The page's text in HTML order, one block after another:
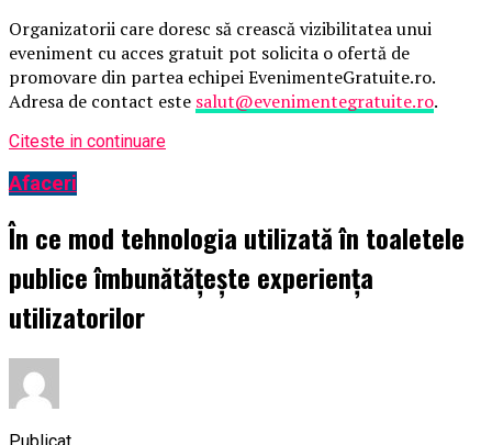
Organizatorii care doresc să crească vizibilitatea unui
eveniment cu acces gratuit pot solicita o ofertă de
promovare din partea echipei EvenimenteGratuite.ro.
Adresa de contact este salut@evenimentegratuite.ro.
Citeste in continuare
Afaceri
În ce mod tehnologia utilizată în toaletele
publice îmbunătățește experiența
utilizatorilor